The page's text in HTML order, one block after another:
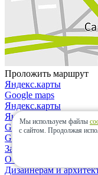
Проложить маршрут
Яндекс.карты
Google maps
Яндекс.карты
Яндекс.навигатор
Google maps
Google maps
Закрыть
О компании
Дизайнерам и
Мы используем файлы
с сайтом. Продолжая